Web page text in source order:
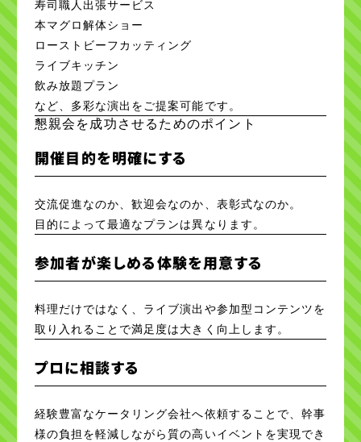
寿司職人出張サービス
本マグロ解体ショー
ローストビーフカッティング
ライブキッチン
飲み放題プラン
など、多彩な演出をご提案可能です。
懇親会を成功させるためのポイント
開催目的を明確にする
交流促進なのか、歓迎会なのか、表彰式なのか。
目的によって最適なプランは異なります。
参加者が楽しめる体験を用意する
料理だけではなく、ライブ演出や参加型コンテンツを
取り入れることで満足度は大きく向上します。
プロに相談する
経験豊富なケータリング会社へ依頼することで、幹事
様の負担を軽減しながら質の高いイベントを実現でき